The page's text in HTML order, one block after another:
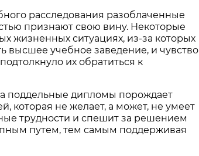
расследования разоблаченные
признают свою вину. Некоторые
жизненных ситуациях, из-за которых
высшее учебное заведение, и чувство
их обратиться к
поддельные дипломы порождает
которая не желает, а может, не умеет
трудности и спешит за решением
путем, тем самым поддерживая